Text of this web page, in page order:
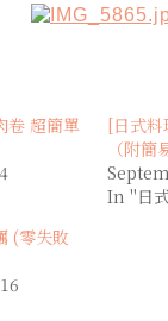
卷 超簡單
[日式
（附簡
In "日
(零失敗